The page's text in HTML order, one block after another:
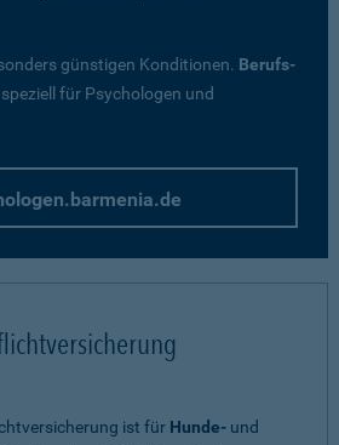
günstigen Konditionen. Berufs-
speziell für Psychologen und
ist für Hunde- und